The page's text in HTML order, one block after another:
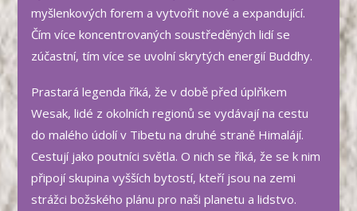
myšlenkových forem a vytvořit nové a expandující.
Čím více koncentrovaných soustředěných lidí se
zúčastní, tím více se uvolní skrytých energií Buddhy.
Prastará legenda říká, že v době před úplňkem
Wesak, lidé z okolních regionů se vydávají na cestu
do malého údolí v Tibetu na druhé straně Himalájí.
Cestují jako poutníci světla. O nich se říká, že se k nim
připojí skupina vyšších bytostí, kteří jsou na zemi
strážci božského plánu pro naši planetu a lidstvo.